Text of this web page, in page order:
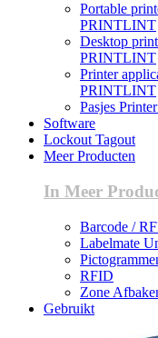
Portable
PRINTLINT
Desktop
PRINTLINT
Printer
PRINTLINT
Pasjes
Software
Lockout Tagout
Meer Producten
In Meer
Barcode /
Labelmate
RFID
Zone
Gebruikt